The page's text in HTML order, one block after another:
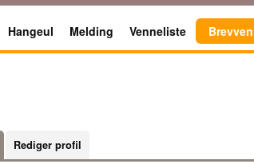
Hangeul Melding Venneliste
Rediger profil